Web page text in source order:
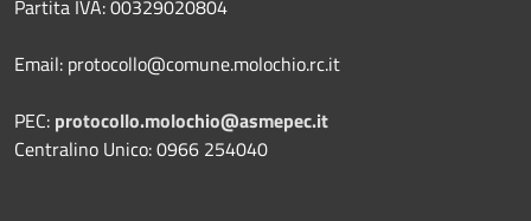
Partita IVA: 00329020804
Email: protocollo@comune.molochio.rc.it
PEC: protocollo.molochio@asmepec.it
Centralino Unico: 0966 254040